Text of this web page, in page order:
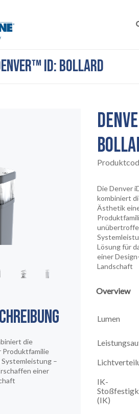
ID: BOLLARD
die
–
einer
Die Denver
kombiniert
Ästhetik
Lösung für
einer
Landschaft
Overview
Lumen
IK-
(IK)